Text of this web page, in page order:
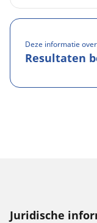
Deze informatie
Resultaten
Juridische